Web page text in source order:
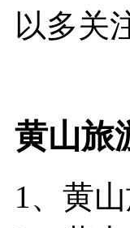
以多关
黄山旅
1、黄